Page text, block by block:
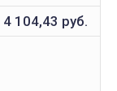
4 104,43 руб.